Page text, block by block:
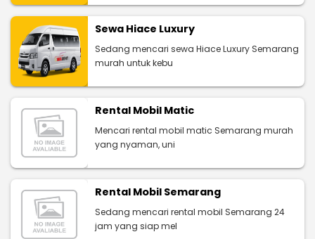
Sewa Hiace Luxury
Sedang mencari sewa Hiace Luxury Semarang
murah untuk kebu
Rental Mobil Matic
Mencari rental mobil matic Semarang murah
yang nyaman, uni
Rental Mobil Semarang
Sedang mencari rental mobil Semarang 24
jam yang siap mel